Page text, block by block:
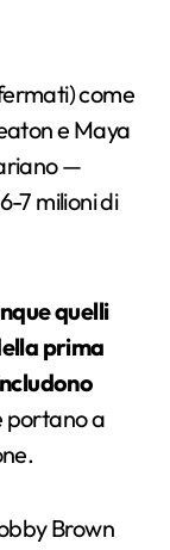
come
e Maya
—
7 milioni di
quelli
prima
portano a
Brown